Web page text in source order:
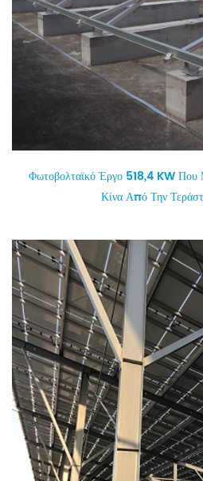
Φωτοβολταϊκό Έργο 518,4 KW Που
Κίνα Από Την